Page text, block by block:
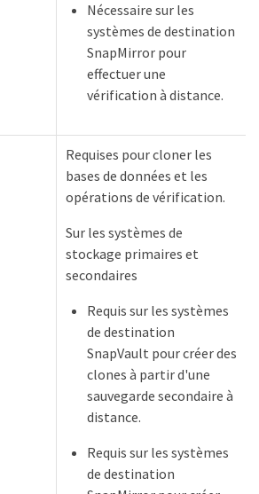
Nécessaire sur les
systèmes de destination
SnapMirror pour
effectuer une
vérification à distance.
Requises pour cloner les
bases de données et les
opérations de vérification.
Sur les systèmes de
stockage primaires et
secondaires
Requis sur les systèmes
de destination
SnapVault pour créer des
clones à partir d'une
sauvegarde secondaire à
distance.
Requis sur les systèmes
de destination